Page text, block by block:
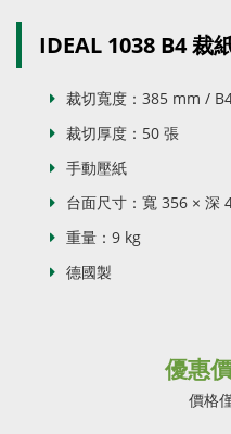
IDEAL 1038 B4 裁
裁切寬度：385 mm /
裁切厚度：50 張
手動壓紙
台面尺寸：寬 356 × 深
重量：9 kg
德國製
優惠
價格